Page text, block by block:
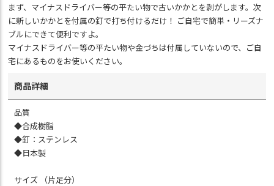
まず、マイナスドライバー等の平たい物で古いかかとを剥がします。次
に新しいかかとを付属の釘で打ち付けるだけ！ ご自宅で簡単・リーズナ
ブルにできて便利ですよ。
マイナスドライバー等の平たい物や金づちは付属していないので、ご自
宅にあるものをお使いください。
商品詳細
品質
◆合成樹脂
◆釘：ステンレス
◆日本製
サイズ （片足分）